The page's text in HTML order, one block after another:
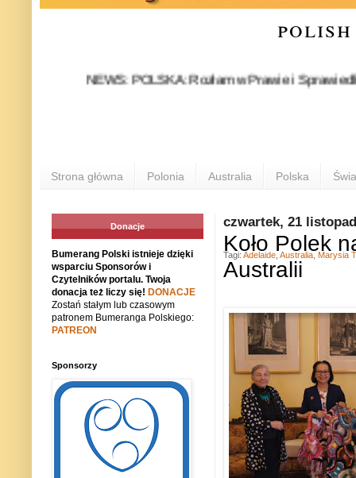
NEWS: POLSKA: Rozłam w Prawie i
Strona główna Polonia Australia Polska
czwartek, 21
Koło Polek
Australii
Tagi: Adelaide Australia Marysia
Donacje
Bumerang Polski istnieje dzięki
wsparciu Sponsorów i
Czytelników portalu. Twoja
donacja też liczy się! DONACJE
Zostań stałym lub czasowym
patronem Bumeranga Polskiego:
PATREON
Sponsorzy